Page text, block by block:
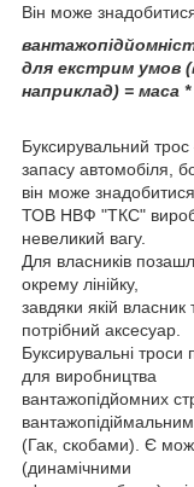
Він може
для екстрим умов
наприклад) = маса *
Буксирувальний
запасу автомобіля,
він може знадобитися
ТОВ НВФ "ТКС"
невеликий вагу.
Для власників
окрему лінійку,
завдяки якій
потрібний аксесуар.
Буксирувальні троси
для виробництва
вантажопідйомних
(Гак, скобами). Є
(динамічними